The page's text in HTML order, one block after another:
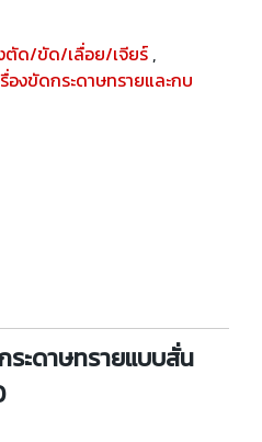
ตัด/ขัด/เลื่อย/เจียร์ ,
องขัดกระดาษทรายและกบ
ระดาษทรายแบบสั่น